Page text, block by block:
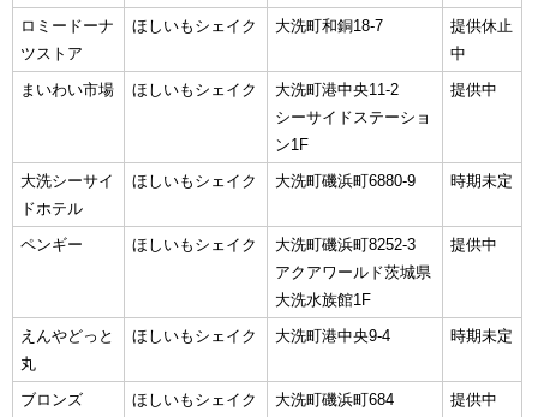
ロミードーナ
ツストア
ほしいもシェイク 大洗町和銅18-7
提供休止
中
まいわい市場
ほしいもシェイク
大洗町港中央11-2
シーサイドステーショ
ン1F
提供中
大洗シーサイ
ドホテル
ほしいもシェイク 大洗町磯浜町6880-9 時期未定
ペンギー ほしいもシェイク
大洗町磯浜町8252-3
アクアワールド茨城県
大洗水族館1F
提供中
えんやどっと
丸
ほしいもシェイク 大洗町港中央9-4 時期未定
ブロンズ ほしいもシェイク 大洗町磯浜町684 提供中